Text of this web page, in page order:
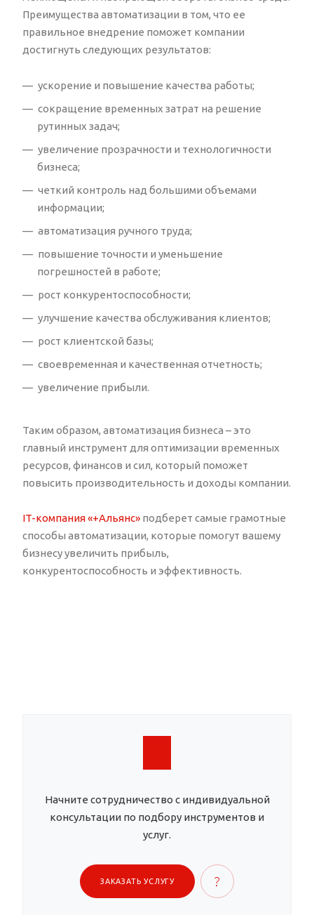
Преимущества автоматизации в том, что ее
правильное внедрение поможет компании
достигнуть следующих результатов:
ускорение и повышение качества работы;
сокращение временных затрат на решение
рутинных задач;
увеличение прозрачности и технологичности
бизнеса;
четкий контроль над большими объемами
информации;
автоматизация ручного труда;
повышение точности и уменьшение
погрешностей в работе;
рост конкурентоспособности;
улучшение качества обслуживания клиентов;
рост клиентской базы;
своевременная и качественная отчетность;
увеличение прибыли.
Таким образом, автоматизация бизнеса – это
главный инструмент для оптимизации временных
ресурсов, финансов и сил, который поможет
повысить производительность и доходы компании.
IT-компания «+Альянс» подберет самые грамотные
способы автоматизации, которые помогут вашему
бизнесу увеличить прибыль,
конкурентоспособность и эффективность.
Начните сотрудничество с индивидуальной
консультации по подбору инструментов и
услуг.
ЗАКАЗАТЬ УСЛУГУ